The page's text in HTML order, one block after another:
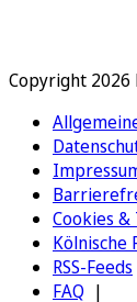
Copyright 2026
Cookies
Kölnische
RSS-Feeds
FAQ